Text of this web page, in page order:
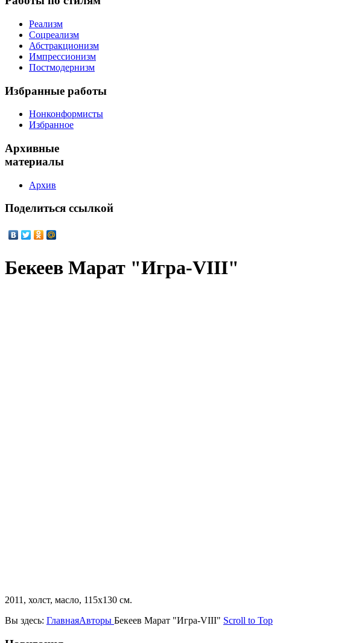
Реализм
Соцреализм
Абстракционизм
Импрессионизм
Постмодернизм
Избранные работы
Нонконформисты
Избранное
Архивные
материалы
Архив
Поделиться ссылкой
Бекеев Марат "Игра-VIII"
2011, холст, масло, 115х130 см.
Вы здесь: ГлавнаяАвторы Бекеев Марат "Игра-VIII" Scroll to Top